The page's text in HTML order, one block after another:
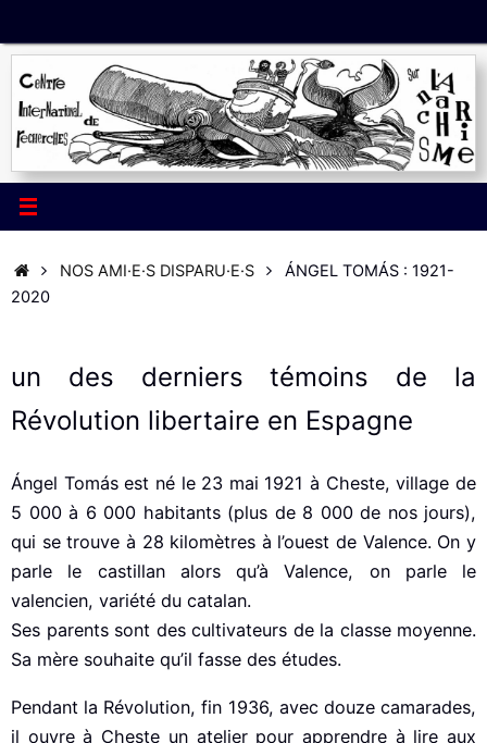
au
contenu
ACCUEIL
NOS AMI·E·S DISPARU·E·S
ÁNGEL TOMÁS : 1921-
2020
un des derniers témoins de la
Révolution libertaire en Espagne
Ángel Tomás est né le 23 mai 1921 à Cheste, village de
5 000 à 6 000 habitants (plus de 8 000 de nos jours),
qui se trouve à 28 kilomètres à l’ouest de Valence. On y
parle le castillan alors qu’à Valence, on parle le
valencien, variété du catalan.
Ses parents sont des cultivateurs de la classe moyenne.
Sa mère souhaite qu’il fasse des études.
Pendant la Révolution, fin 1936, avec douze camarades,
il ouvre à Cheste un atelier pour apprendre à lire aux